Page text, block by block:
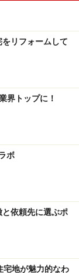
交流が楽
の工夫を中心
きます。まず
ンデイズヴィ
住宅地の建物
。手前にLDK
。スタジオの
間です。ここ
リフォームして
界トップに！
ボ
依頼先に選ぶポ
宅地が魅力的なわ